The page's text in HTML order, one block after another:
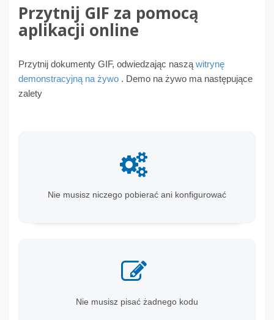
Przytnij GIF za pomocą
aplikacji online
Przytnij dokumenty GIF, odwiedzając naszą witrynę
demonstracyjną na żywo . Demo na żywo ma następujące
zalety
Nie musisz niczego pobierać ani konfigurować
Nie musisz pisać żadnego kodu